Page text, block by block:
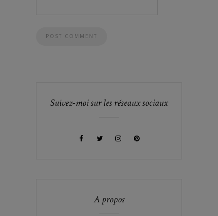
Suivez-moi sur les réseaux sociaux
A propos